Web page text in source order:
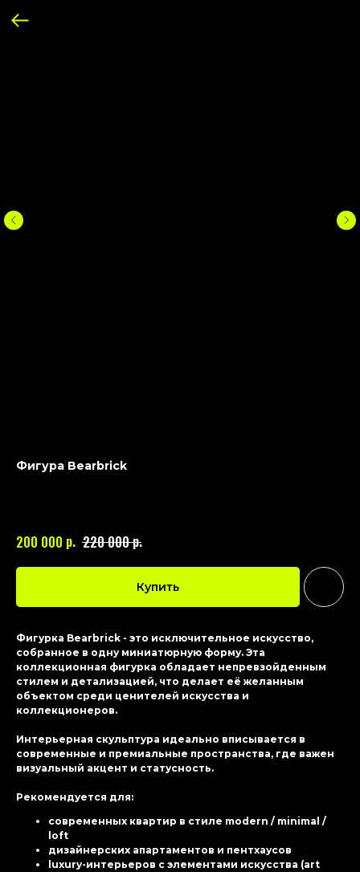
Фигура Bearbrick
200 000 р. 220 000р.
Купить
Фигурка Bearbrick - это исключительное искусство,
собранное в одну миниатюрную форму. Эта
коллекционная фигурка обладает непревзойденным
стилем и детализацией, что делает её желанным
объектом среди ценителей искусства и
коллекционеров.
Интерьерная скульптура идеально вписывается в
современные и премиальные пространства, где важен
визуальный акцент и статусность.
Рекомендуется для:
современных квартир в стиле modern / minimal /
loft
дизайнерских апартаментов и пентхаусов
luxury-интерьеров с элементами искусства (art